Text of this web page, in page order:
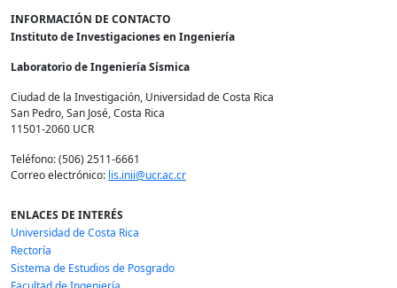
INFORMACIÓN DE CONTACTO
Instituto de Investigaciones en Ingeniería
Laboratorio de Ingeniería Sísmica
Ciudad de la Investigación, Universidad de Costa Rica
San Pedro, San José, Costa Rica
11501-2060 UCR
Teléfono: (506) 2511-6661
Correo electrónico: lis.inii@ucr.ac.cr
ENLACES DE INTERÉS
Universidad de Costa Rica
Rectoría
Sistema de Estudios de Posgrado